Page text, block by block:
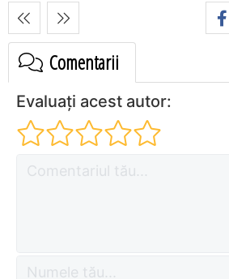
Comentarii
Evaluați acest autor: